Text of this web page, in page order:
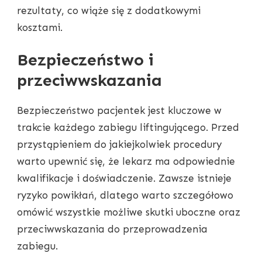
rezultaty, co wiąże się z dodatkowymi
kosztami.
Bezpieczeństwo i
przeciwwskazania
Bezpieczeństwo pacjentek jest kluczowe w
trakcie każdego zabiegu liftingującego. Przed
przystąpieniem do jakiejkolwiek procedury
warto upewnić się, że lekarz ma odpowiednie
kwalifikacje i doświadczenie. Zawsze istnieje
ryzyko powikłań, dlatego warto szczegółowo
omówić wszystkie możliwe skutki uboczne oraz
przeciwwskazania do przeprowadzenia
zabiegu.